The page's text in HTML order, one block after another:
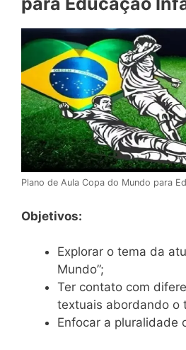
Plano de Aula Copa do Mundo para
Objetivos:
Explorar o tema da
Mundo”;
Ter contato com
textuais abordando o
Enfocar a pluralidade